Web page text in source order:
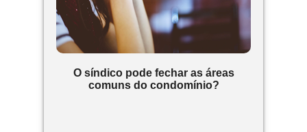
O síndico pode fechar as áreas
comuns do condomínio?